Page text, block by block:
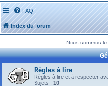
FAQ
Index du forum
Nous sommes le
Règles à lire
Règles à lire et à respecter
Sujets : 10